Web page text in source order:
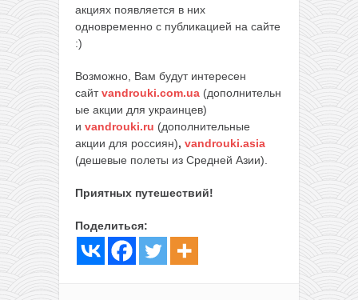
акциях появляется в них
одновременно с публикацией на сайте
:)
Возможно, Вам будут интересен
сайтvandrouki.com.ua (дополнительн
ые акции для украинцев)
и vandrouki.ru (дополнительные
акции для россиян), vandrouki.asia
(дешевые полеты из Средней Азии).
Приятных путешествий!
Поделиться: